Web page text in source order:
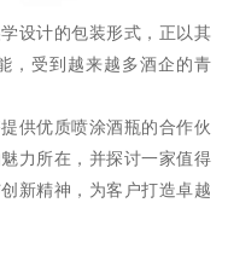
设计的包装形式，正以其
，受到越来越多酒企的青
供优质喷涂酒瓶的合作伙
力所在，并探讨一家值得
新精神，为客户打造卓越